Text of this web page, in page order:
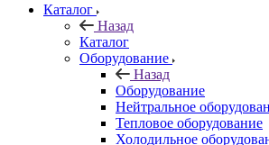
Каталог
Назад
Каталог
Оборудование
Назад
Оборудование
Нейтральное
Тепловое оборудование
Холодильное